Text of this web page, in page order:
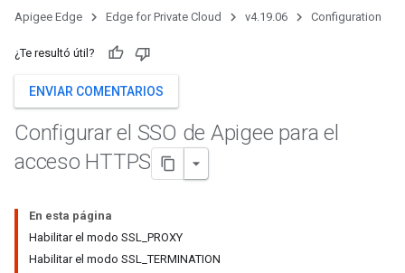
Apigee Edge Edge for Private Cloud v4.19.06 Configuration
¿Te resultó útil?
ENVIAR COMENTARIOS
Configurar el SSO de Apigee para el
acceso HTTPS
En esta página
Habilitar el modo SSL_PROXY
Habilitar el modo SSL_TERMINATION